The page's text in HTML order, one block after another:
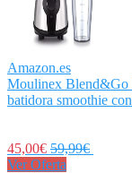
Amazon.es
Moulinex Blend&Go
batidora smoothie
45,00€ 59,99€
Ver Oferta